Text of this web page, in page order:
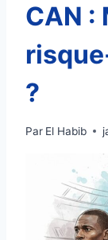
CAN :
?
Par El Habib